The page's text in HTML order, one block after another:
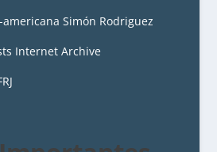
Simón Rodriguez
Internet Archive